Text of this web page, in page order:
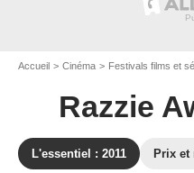
Accueil Cinéma Festivals films et
Razzie
L'essentiel : 2011 Prix et